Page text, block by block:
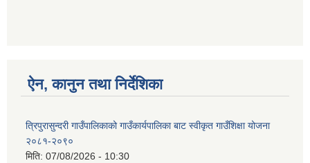
ऐन, कानुन तथा निर्देशिका
त्रिपुरासुन्दरी गाउँपालिकाको गाउँकार्यपालिका बाट स्वीकृत गाउँशिक्षा योजना
२०८१-२०९०
मिति: 07/08/2026 - 10:30